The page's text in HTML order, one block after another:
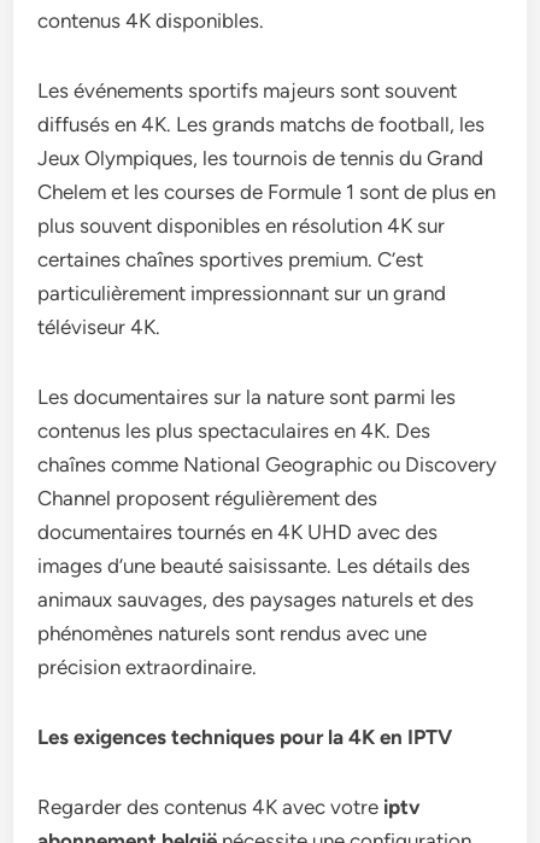
contenus 4K disponibles.
Les événements sportifs majeurs sont souvent
diffusés en 4K. Les grands matchs de football, les
Jeux Olympiques, les tournois de tennis du Grand
Chelem et les courses de Formule 1 sont de plus en
plus souvent disponibles en résolution 4K sur
certaines chaînes sportives premium. C’est
particulièrement impressionnant sur un grand
téléviseur 4K.
Les documentaires sur la nature sont parmi les
contenus les plus spectaculaires en 4K. Des
chaînes comme National Geographic ou Discovery
Channel proposent régulièrement des
documentaires tournés en 4K UHD avec des
images d’une beauté saisissante. Les détails des
animaux sauvages, des paysages naturels et des
phénomènes naturels sont rendus avec une
précision extraordinaire.
Les exigences techniques pour la 4K en IPTV
Regarder des contenus 4K avec votre iptv